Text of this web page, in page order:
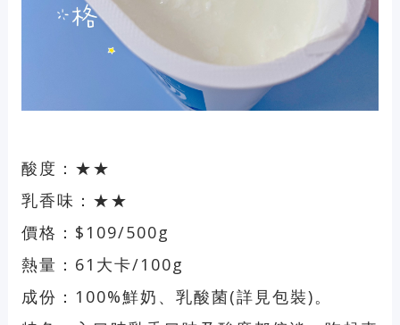
酸度：★★
乳香味：★★
價格：$109/500g
熱量：61大卡/100g
成份：100%鮮奶、乳酸菌(詳見包裝)。